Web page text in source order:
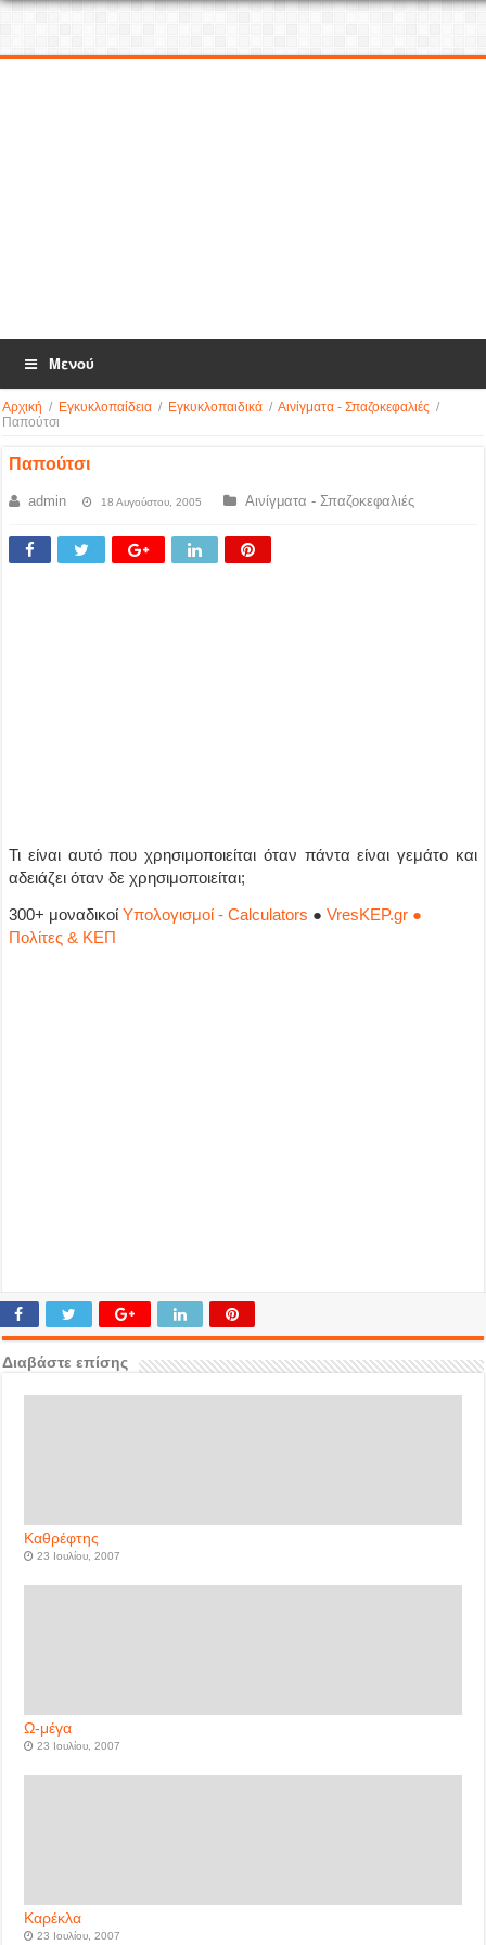
Μενού
Αρχική / Εγκυκλοπαίδεια / Εγκυκλοπαιδικά / Αινίγματα - Σπαζοκεφαλιές /
Παπούτσι
Παπούτσι
admin 18 Αυγούστου, 2005 Αινίγματα - Σπαζοκεφαλιές
Τι είναι αυτό που χρησιμοποιείται όταν πάντα είναι γεμάτο και
αδειάζει όταν δε χρησιμοποιείται;
300+ μοναδικοίΥπολογισμοί - Calculators ●VresKEP.gr ●
Πολίτες & ΚΕΠ
Διαβάστε επίσης
Καθρέφτης
23 Ιουλίου, 2007
Ω-μέγα
23 Ιουλίου, 2007
Καρέκλα
23 Ιουλίου, 2007